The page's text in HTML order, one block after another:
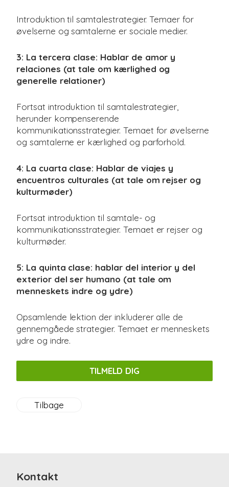
Introduktion til samtalestrategier. Temaer for
øvelserne og samtalerne er sociale medier.
3: La tercera clase: Hablar de amor y
relaciones (at tale om kærlighed og
generelle relationer)
Fortsat introduktion til samtalestrategier,
herunder kompenserende
kommunikationsstrategier. Temaet for øvelserne
og samtalerne er kærlighed og parforhold.
4: La cuarta clase: Hablar de viajes y
encuentros culturales (at tale om rejser og
kulturmøder)
Fortsat introduktion til samtale- og
kommunikationsstrategier. Temaet er rejser og
kulturmøder.
5: La quinta clase: hablar del interior y del
exterior del ser humano (at tale om
menneskets indre og ydre)
Opsamlende lektion der inkluderer alle de
gennemgåede strategier. Temaet er menneskets
ydre og indre.
TILMELD DIG
Tilbage
Kontakt